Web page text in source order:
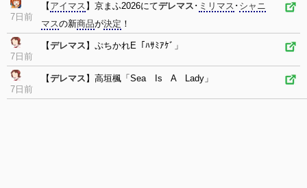
7日前
【 アイマス 】京まふ2026にてデレマス ･ ミリマス ･ シャニ
マスの新商品が決定 ！
7日前
【デレマス 】ぷちかれE「ﾊｻﾐｱｹﾞ」
7日前
【デレマス 】高垣楓「Sea Is A Lady」